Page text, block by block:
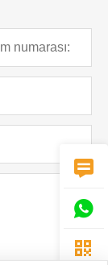


